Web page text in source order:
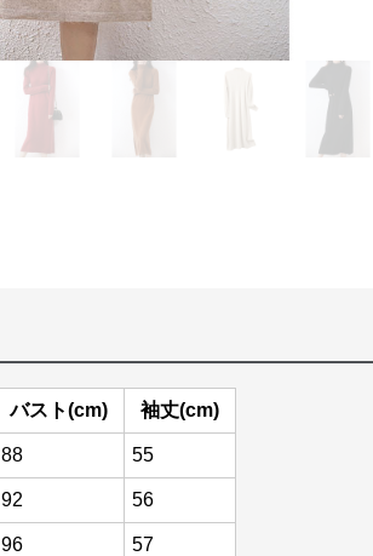
バスト(cm) 袖丈(cm)
88 55
92 56
96 57